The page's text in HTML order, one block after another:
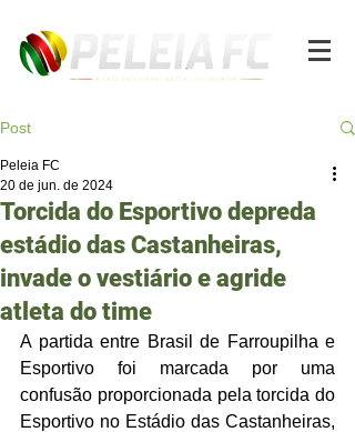
Post
Torcida do Esportivo depreda
estádio das Castanheiras,
invade o vestiário e agride
atleta do time
Peleia FC
20 de jun. de 2024
A partida entre Brasil de Farroupilha e
Esportivo foi marcada por uma
confusão proporcionada pela torcida do
Esportivo no Estádio das Castanheiras,